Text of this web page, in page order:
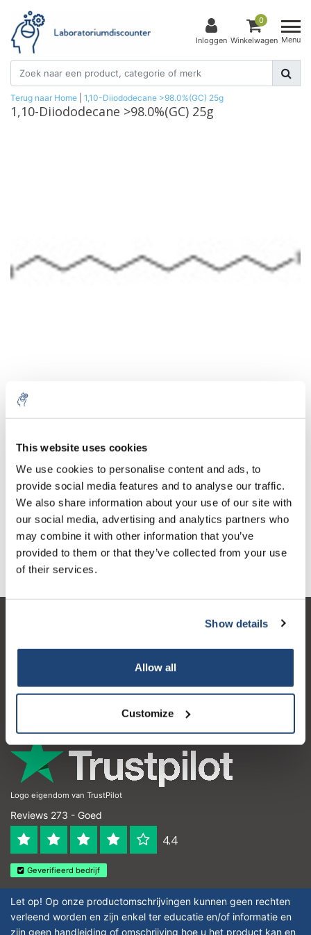
This website uses cookies
We use cookies to personalise content and ads, to
provide social media features and to analyse our traffic.
We also share information about your use of our site with
our social media, advertising and analytics partners who
may combine it with other information that you’ve
provided to them or that they’ve collected from your use
of their services.
Show details
Allow all
Customize
Inloggen
0
Winkelwagen Menu
Terug naar Home 1,10-Diiododecane >98.0%(GC) 25g
1,10-Diiododecane >98.0%(GC) 25g
1 Stuk Excl. btw
€171,97
Incl. btw
Toevoegen aan winkelwagen
Informatie
Contactgegevens
Logo eigendom van TrustPilot
Reviews 273 - Goed
4.4
Geverifieerd bedrijf
Let op! Op onze productomschrijvingen kunnen geen rechten
verleend worden en zijn enkel ter educatie en/of informatie en
zijn geen handleiding of omschrijving hoe u het product kan en